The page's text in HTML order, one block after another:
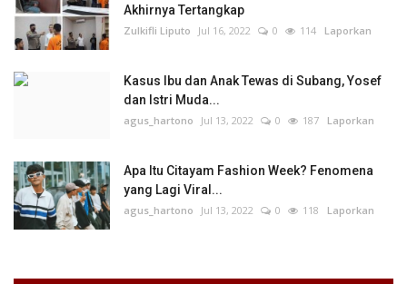
Akhirnya Tertangkap
Zulkifli Liputo Jul 16, 2022 0 114 Laporkan
Kasus Ibu dan Anak Tewas di Subang, Yosef
dan Istri Muda...
agus_hartono Jul 13, 2022 0 187 Laporkan
Apa Itu Citayam Fashion Week? Fenomena
yang Lagi Viral...
agus_hartono Jul 13, 2022 0 118 Laporkan